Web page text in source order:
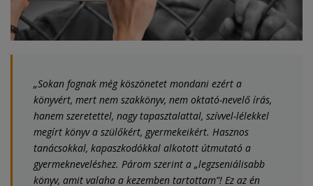
„Sokan fognak még köszönetet mondani ezért a
könyvért, mert nem szakkönyv, nem oktató-nevelő írás,
hanem szeretettel, nagy tapasztalattal, szívvel-lélekkel
megírt könyv a szülőkért, gyermekeikért. Hasznos
tanácsokkal, kapaszkodókkal alkotott útmutató a
gyermekneveléshez. Párom szerint a „legzseniálisabb
könyv, amit valaha a kezemben tartottam”! Ez az én